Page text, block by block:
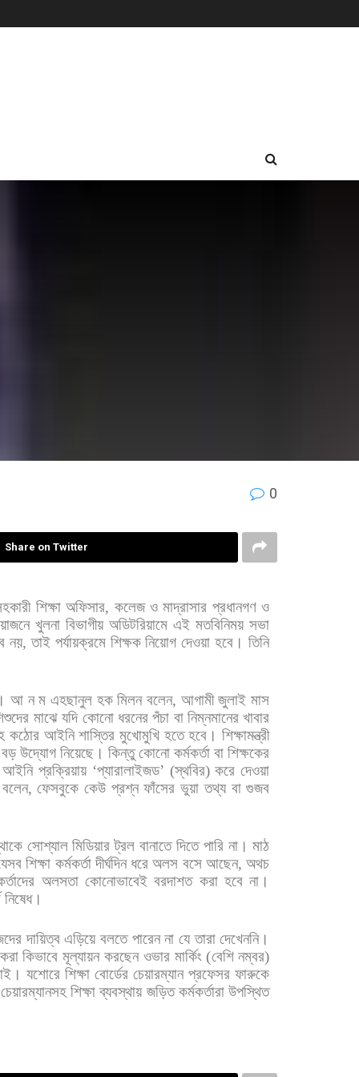
0
Share on Twitter
শিক্ষা অফিসার, কলেজ ও মাদ্রাসার প্রধানগণ ও
খুলনা বিভাগীয় অডিটরিয়ামে এই মতবিনিময় সভা
নয়,তাই পর্যায়ক্রমে শিক্ষক নিয়োগ দেওয়া হবে। তিনি
আ ন ম এহছানুল হক মিলন বলেন, আগামী জুলাই মাস
মাঝে যদি কোনো ধরনের পঁচা বা নিম্নমানের খাবার
কঠোর আইনি শাস্তির মুখোমুখি হতে হবে। শিক্ষামন্ত্রী
বড় উদ্যোগ নিয়েছে। কিন্তু কোনো কর্মকর্তা বা শিক্ষকের
আইনি প্রক্রিয়ায়‘প্যারালাইজড’ (স্থবির)করে দেওয়া
বলেন,ফেসবুকে কেউ প্রশ্ন ফাঁসের ভুয়া তথ্য বা গুজব
সোশ্যাল মিডিয়ার ট্রল বানাতে দিতে পারি না। মাঠ
শিক্ষা কর্মকর্তা দীর্ঘদিন ধরে অলস বসে আছেন,অথচ
অলসতা কোনোভাবেই বরদাশত করা হবে না।
নিষেধ।
দায়িত্ব এড়িয়ে বলতে পারেন না যে তারা দেখেননি।
কিভাবে মূল্যায়ন করছেন ওভার মার্কিং(বেশি নম্বর)
যশোরে শিক্ষা বোর্ডের চেয়ারম্যান প্রফেসর ফারুকে
চেয়ারম্যানসহ শিক্ষা ব্যবস্থায় জড়িত কর্মকর্তারা উপস্থিত